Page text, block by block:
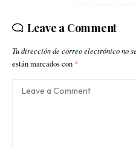
Leave a Comment
Tu dirección de correo electrónico no
están marcados con *